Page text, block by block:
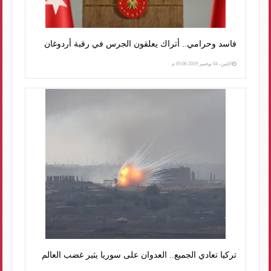
فاسد وحرامي.. أتراك يعلقون الجرس في رقبة أردوغان
الإثنين، 04 نوفمبر 2019 05:00 م
تركيا تعادي الجميع.. العدوان على سوريا يثير غضب العالم